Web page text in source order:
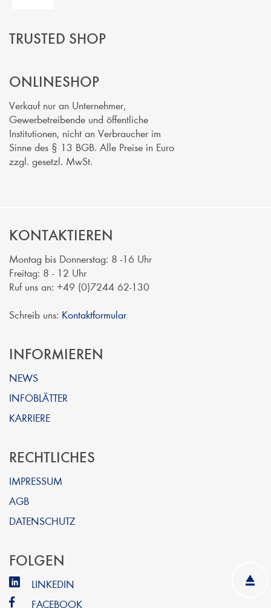
TRUSTED SHOP
ONLINESHOP
Verkauf nur an Unternehmer,
Gewerbetreibende und öffentliche
Institutionen, nicht an Verbraucher im
Sinne des § 13 BGB. Alle Preise in Euro
zzgl. gesetzl. MwSt.
KONTAKTIEREN
Montag bis Donnerstag: 8 -16 Uhr
Freitag: 8 - 12 Uhr
Ruf uns an: +49 (0)7244 62-130
Schreib uns: Kontaktformular
INFORMIEREN
NEWS
INFOBLÄTTER
KARRIERE
RECHTLICHES
IMPRESSUM
AGB
DATENSCHUTZ
FOLGEN
LINKEDIN
FACEBOOK